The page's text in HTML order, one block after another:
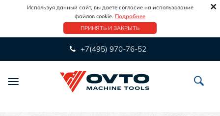
Используя данный сайт, вы даете согласие на использование
файлов cookie. Подробнее
ПРИНЯТЬ И ЗАКРЫТЬ
×
+7(495) 970-76-52
Переключить